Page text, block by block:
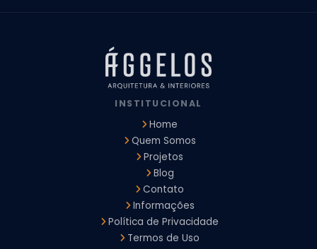
Arquiteto para Projeto Comercial em São Paulo
Arquiteto Comercial
Arquiteto para Reforma de Apartamento
Arquiteto para Reforma Residencial
Arquitetura para Reforma de Casas
Design de Interiores Apartamentos
Design de Interiores Residencial
Empresa de Arquitetura e Design
Empresas de Arquitetura e Design de Interiores
Escritório de Design de Interiores
Projeto Executivo Arquitetura
Arquitetura Institucional
Arquitetura Residencial
Empresa de Arquitetura
Empresa de Arquitetura e Engenharia
Empresa Design de Interiores
Escritorio de Arquitetura
INSTITUCIONAL
Home
Quem Somos
Projetos
Blog
Contato
Informações
Política de Privacidade
Termos de Uso